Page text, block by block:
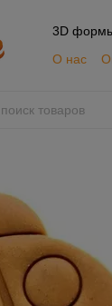
3D формы
О нас